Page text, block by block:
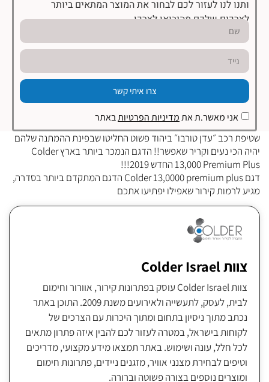
ותנו לנו לעזור לכם לבחור את המוצר המתאים ביותר
לצרכים שלכם מהיבואן לצרכן.
אני מאשר.ת אתמדיניות הפרטיותבאתר
צרו איתי קשר
שטיפת רכב ״עדן טורבו״ ביהוד פשוט החליטו שבפינת ההמתנה שלהם
יהיה הכי נעים וקריר שאפשר!! הדגם הנמכר ביותר בארץ Colder
13,000 Premium Plus החדש 2019!!!
דגם Colder 13,0000 premium plus הדגם המתקדם ביותר בסדרה,
מגיע לרמות קירור שאפילו יפתיעו אתכם
צוות Colder Israel
צוות Colder Israel עוסק בפתרונות קירור, אוורור וחימום
לבית, לעסק, לתעשייה ולאירועים משנת 2009. התוכן באתר
נכתב מתוך ניסיון בתחום ומתוך היכרות עם הצרכים של
לקוחות בישראל, במטרה לעזור לכם להבין איזה פתרון מתאים
לכל חלל, עונה ושימוש. באתר תמצאו מידע מקצועי, מדריכים
וטיפים לבחירת מצנני אוויר, מזגנים ניידים, פתרונות חימום
ומוצרים נוספים בצורה פשוטה וברורה.